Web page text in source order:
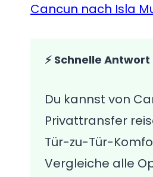
Cancun nach Isla
⚡ Schnelle Antwort
Du kannst von
Privattransfer
Tür-zu-Tür-
Vergleiche alle